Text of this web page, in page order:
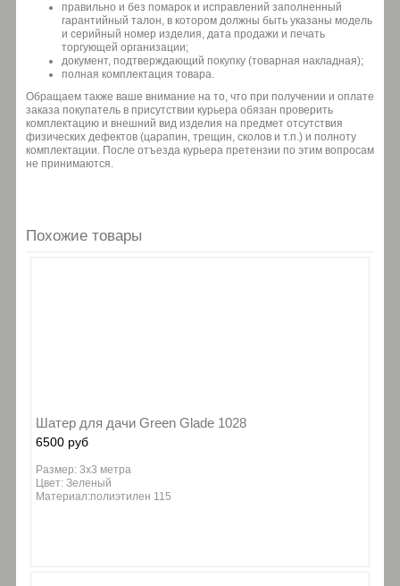
правильно и без помарок и исправлений заполненный
гарантийный талон, в котором должны быть указаны модель
и серийный номер изделия, дата продажи и печать
торгующей организации;
документ, подтверждающий покупку (товарная накладная);
полная комплектация товара.
Обращаем также ваше внимание на то, что при получении и оплате
заказа покупатель в присутствии курьера обязан проверить
комплектацию и внешний вид изделия на предмет отсутствия
физических дефектов (царапин, трещин, сколов и т.п.) и полноту
комплектации. После отъезда курьера претензии по этим вопросам
не принимаются.
Похожие товары
Шатер для дачи Green Glade 1028
6500 руб
Размер: 3х3 метра
Цвет: Зеленый
Материал:полиэтилен 115